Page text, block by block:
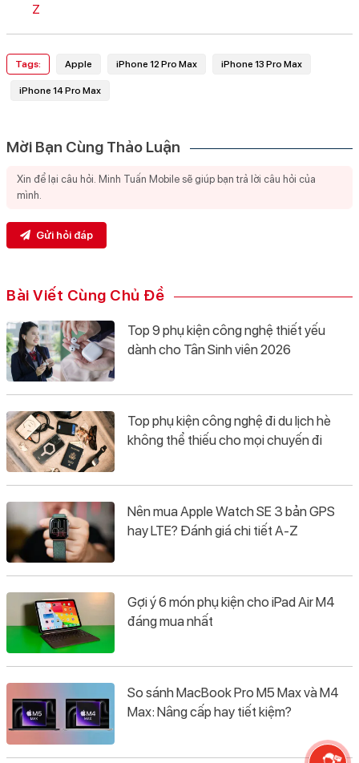
Z
Tags: Apple iPhone 12 Pro Max iPhone 13 Pro Max
iPhone 14 Pro Max
Mời Bạn Cùng Thảo Luận
Gửi hỏi đáp
Bài Viết Cùng Chủ Đề
Top 9 phụ kiện công nghệ thiết yếu
dành cho Tân Sinh viên 2026
Top phụ kiện công nghệ đi du lịch hè
không thể thiếu cho mọi chuyến đi
Nên mua Apple Watch SE 3 bản GPS
hay LTE? Đánh giá chi tiết A-Z
Gợi ý 6 món phụ kiện cho iPad Air M4
đáng mua nhất
So sánh MacBook Pro M5 Max và M4
Max: Nâng cấp hay tiết kiệm?